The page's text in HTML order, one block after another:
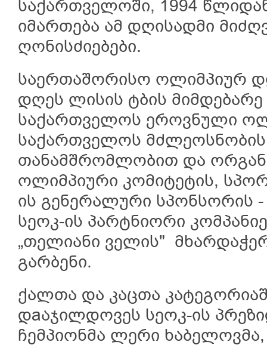
საქართველოში, 1994
იმართება ამ დღისადმი
ღონისძიებები.
საერთაშორისო ოლიმპიურ
დღეს ლისის ტბის
საქართველოს ეროვნული
საქართველოს
თანამშრომლობით და
ოლიმპიური კომიტეტის,
ის გენერალური სპონსორის
სეოკ-ის პარტნიორი
„თელიანი ველის"
გარბენი.
ქალთა და კაცთა
დaაჯილდოვეს სეოკ-ის
ჩემპიონმა ლერი